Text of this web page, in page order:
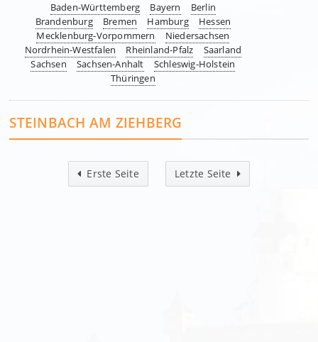
Baden-Württemberg Bayern
Berlin
Brandenburg
Bremen Hamburg
Hessen
Mecklenburg-Vorpommern
Niedersachsen
Nordrhein-Westfalen
Rheinland-Pfalz
Saarland
Sachsen
Sachsen-Anhalt
Schleswig-Holstein
Thüringen
STEINBACH AM ZIEHBERG
Erste Seite Letzte Seite